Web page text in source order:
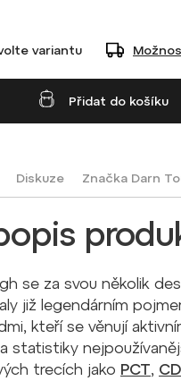
variantu
Přidat do košíku
Diskuze ZnačkaDarn
se za svou několik
již legendárním
kteří se věnují
statistiky
trecích jako PCT,